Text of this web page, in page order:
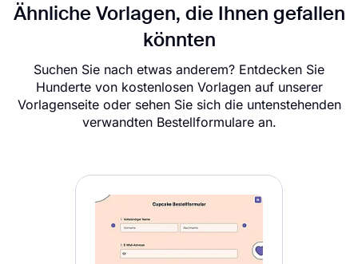
Ähnliche Vorlagen, die Ihnen gefallen
könnten
Suchen Sie nach etwas anderem? Entdecken Sie
Hunderte von kostenlosen Vorlagen auf unserer
Vorlagenseite oder sehen Sie sich die untenstehenden
verwandten Bestellformulare an.